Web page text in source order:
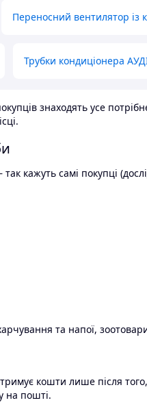
Переносний вентилятор із
Трубки кондиціонера
знаходять усе
кажуть самі покупці
та напої,
кошти лише після
на пошті.